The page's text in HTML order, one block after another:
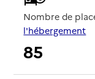
Nombre de
l'hébergement
85